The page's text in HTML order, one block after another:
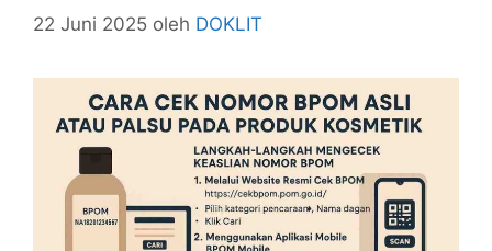
22 Juni 2025 oleh DOKLIT